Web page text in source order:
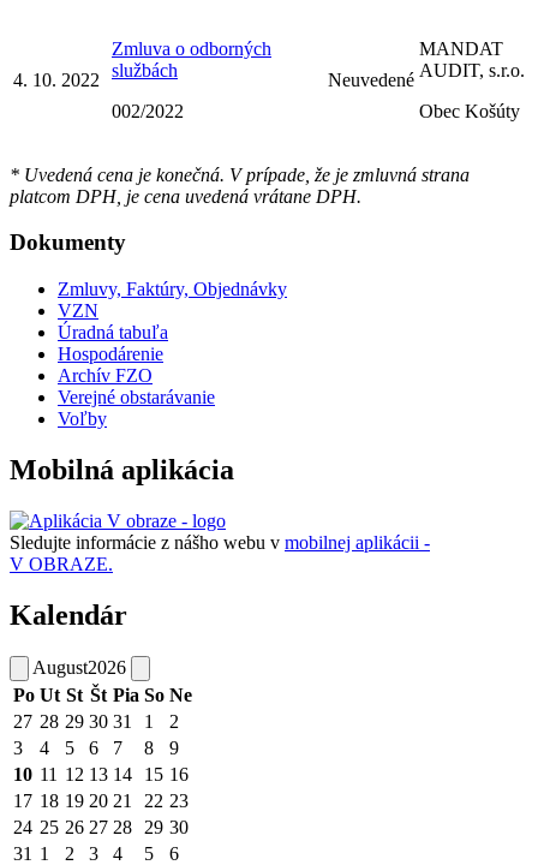
4. 10. 2022
Zmluva o odborných
službách
002/2022
Neuvedené
MANDAT
AUDIT, s.r.o.
Obec Košúty
* Uvedená cena je konečná. V prípade, že je zmluvná strana
platcom DPH, je cena uvedená vrátane DPH.
Dokumenty
Zmluvy, Faktúry, Objednávky
VZN
Úradná tabuľa
Hospodárenie
Archív FZO
Verejné obstarávanie
Voľby
Mobilná aplikácia
Sledujte informácie z nášho webu v mobilnej aplikácii -
V OBRAZE.
Kalendár
August2026
Po Ut St Št Pia So Ne
27 28 29 30 31 1
2
3
4 5 6 7 8
9
10 11 12 13 14 15 16
17 18 19 20 21 22 23
24 25 26 27 28 29 30
31 1 2 3 4 5 6